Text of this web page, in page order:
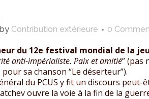
by Contribution extérieure 0
du 12e festival mondial de la
anti-impérialiste. Paix et amitié” (pas
sa chanson “Le déserteur”).
du PCUS y fit un discours peut-
ouvre la voie à la fin de la